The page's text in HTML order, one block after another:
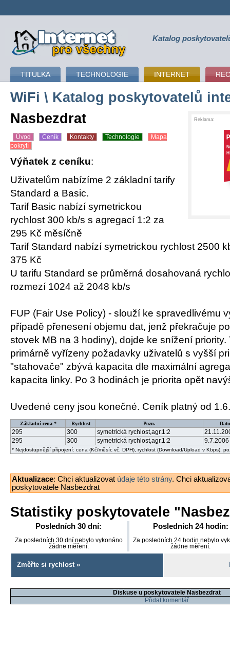
připojení k internetu Katalog
TITULKA TECHNOLOGIE INTERNET
WiFi \ Katalog poskytovatelů
Reklama:
Nasbezdrat
Úvod Ceník Kontakty Technologie
Mapa
pokrytí
Výňatek z ceníku:
Uživatelům nabízíme 2 základní tarify
Standard a Basic.
Tarif Basic nabízí symetrickou
rychlost 300 kb/s s agregací 1:2 za
295 Kč měsíčně
Tarif Standard nabízí symetrickou rychlost 2500
375 Kč
U tarifu Standard se průměrná dosahovaná
rozmezí 1024 až 2048 kb/s
FUP (Fair Use Policy) - slouží ke spravedlivému
případě přenesení objemu dat, jenž překračuje
stovek MB na 3 hodiny), dojde ke snížení priority.
primárně vyřízeny požadavky uživatelů s vyšší
"stahovače" zbývá kapacita dle maximální
kapacita linky. Po 3 hodinách je priorita opět
Uvedené ceny jsou konečné. Ceník platný od
Základní cena * Rychlost Pozn.
295 300 symetrická rychlost,agr.1:2
295
300 symetrická rychlost,agr.1:2 9.7.2006
* Nejdostupnější připojení: cena (Kč/měsíc vč. DPH), rychlost (Download/Upload v Kbps),
Aktualizace: Chci aktualizovat údaje této strány. Chci
poskytovatele Nasbezdrat
Statistiky poskytovatele "
Posledních 30 dní:
Za posledních 30 dní nebylo vykonáno
žádne měření.
Posledních 24 hodin:
Za posledních 24 hodin nebylo
žádne měření.
Změřte si rychlost »
Diskuse u poskytovatele Nasbezdrat
Přidat komentář